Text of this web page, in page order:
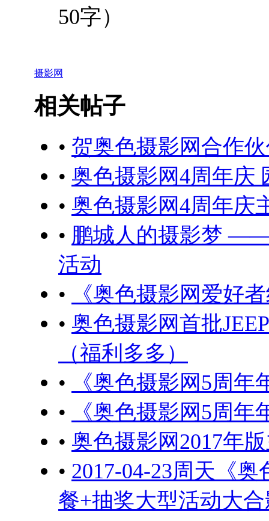
50字）
摄影网
相关帖子
• 贺奥色摄影网合作
• 奥色摄影网4周年庆
• 奥色摄影网4周年庆
• 鹏城人的摄影梦
活动
•
《奥色摄影网爱好
• 奥色摄影网首批
（福利多多）
•
《奥色摄影网5周
•
《奥色摄影网5周
• 奥色摄影网2017年
• 2017-04-23周天《
餐+抽奖大型活动大